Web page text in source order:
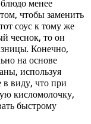
менее
чтобы заменить
соус к тому же
чеснок, то он
Конечно,
на основе
используя
виду, что при
кисломолочку,
быстрому